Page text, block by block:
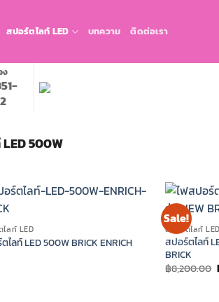
สปอร์ตไลท์ LED บทความ ติดต่อเรา
500W
ลท์ LED
ไลท์ LED 500W BRICK ENRICH
Sale!
สปอร์ตไลท์ LED
สปอร์ตไลท์
BRICK
฿8,200.00